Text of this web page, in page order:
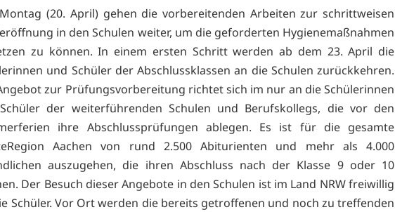
(20. April) gehen die vorbereitenden Arbeiten zur schrittweisen
in den Schulen weiter, um die geforderten Hygienemaßnahmen
zu können. In einem ersten Schritt werden ab dem 23. April die
und Schüler der Abschlussklassen an die Schulen zurückkehren.
zur Prüfungsvorbereitung richtet sich im nur an die Schülerinnen
der weiterführenden Schulen und Berufskollegs, die vor den
ihre Abschlussprüfungen ablegen. Es ist für die gesamte
Aachen von rund 2.500 Abiturienten und mehr als 4.000
auszugehen, die ihren Abschluss nach der Klasse 9 oder 10
Der Besuch dieser Angebote in den Schulen ist im Land NRW freiwillig
Schüler. Vor Ort werden die bereits getroffenen und noch zu treffenden